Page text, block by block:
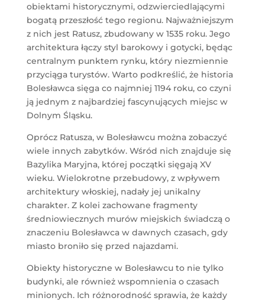
obiektami historycznymi, odzwierciedlającymi
bogatą przeszłość tego regionu. Najważniejszym
z nich jest Ratusz, zbudowany w 1535 roku. Jego
architektura łączy styl barokowy i gotycki, będąc
centralnym punktem rynku, który niezmiennie
przyciąga turystów. Warto podkreślić, że historia
Bolesławca sięga co najmniej 1194 roku, co czyni
ją jednym z najbardziej fascynujących miejsc w
Dolnym Śląsku.
Oprócz Ratusza, w Bolesławcu można zobaczyć
wiele innych zabytków. Wśród nich znajduje się
Bazylika Maryjna, której początki sięgają XV
wieku. Wielokrotne przebudowy, z wpływem
architektury włoskiej, nadały jej unikalny
charakter. Z kolei zachowane fragmenty
średniowiecznych murów miejskich świadczą o
znaczeniu Bolesławca w dawnych czasach, gdy
miasto broniło się przed najazdami.
Obiekty historyczne w Bolesławcu to nie tylko
budynki, ale również wspomnienia o czasach
minionych. Ich różnorodność sprawia, że każdy